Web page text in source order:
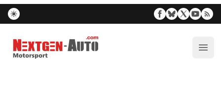
Nextgen-Auto.com